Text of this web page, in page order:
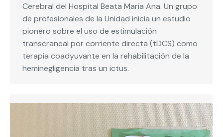
Cerebral del Hospital Beata María Ana. Un grupo
de profesionales de la Unidad inicia un estudio
pionero sobre el uso de estimulación
transcraneal por corriente directa (tDCS) como
terapia coadyuvante en la rehabilitación de la
heminegligencia tras un ictus.